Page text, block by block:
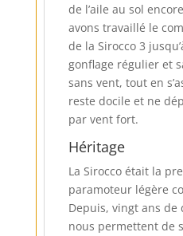
de l’aile au sol
avons travaillé le
de la Sirocco 3
gonflage régulier et
sans vent, tout en
reste docile et ne
par vent fort.
Héritage
La Sirocco était la
paramoteur légère
Depuis, vingt ans de
nous permettent de